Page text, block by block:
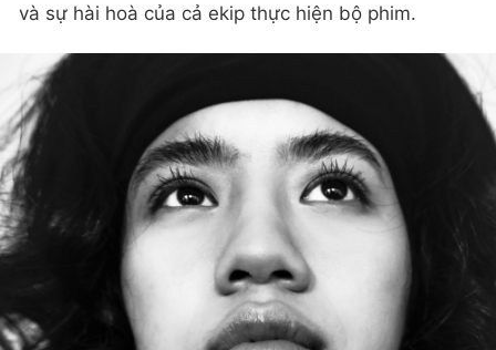
và sự hài hoà của cả ekip thực hiện bộ phim.